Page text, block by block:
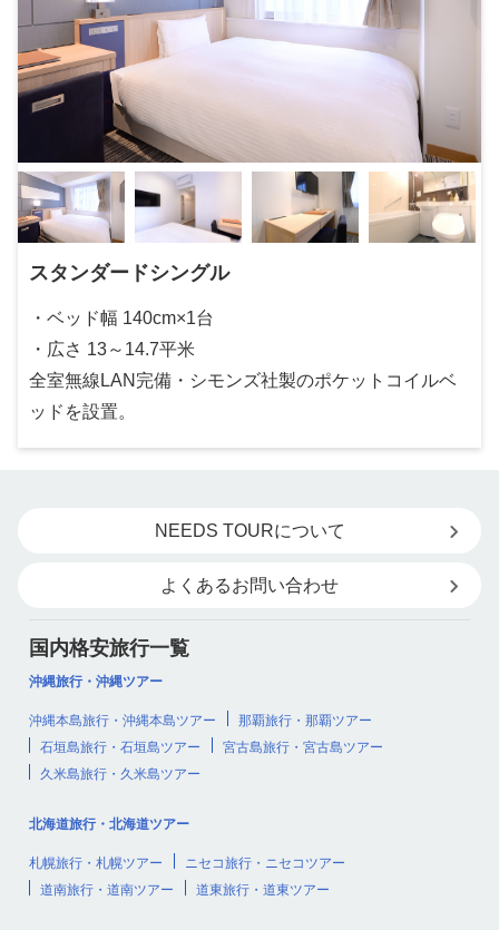
スタンダードシングル
・ベッド幅 140cm×1台
・広さ 13～14.7平米
全室無線LAN完備・シモンズ社製のポケットコイルベ
ッドを設置。
NEEDS TOURについて
よくあるお問い合わせ
国内格安旅行一覧
沖縄旅行・沖縄ツアー
沖縄本島旅行・沖縄本島ツアー
那覇旅行・那覇ツアー
石垣島旅行・石垣島ツアー
宮古島旅行・宮古島ツアー
久米島旅行・久米島ツアー
北海道旅行・北海道ツアー
札幌旅行・札幌ツアー
ニセコ旅行・ニセコツアー
道南旅行・道南ツアー
道東旅行・道東ツアー